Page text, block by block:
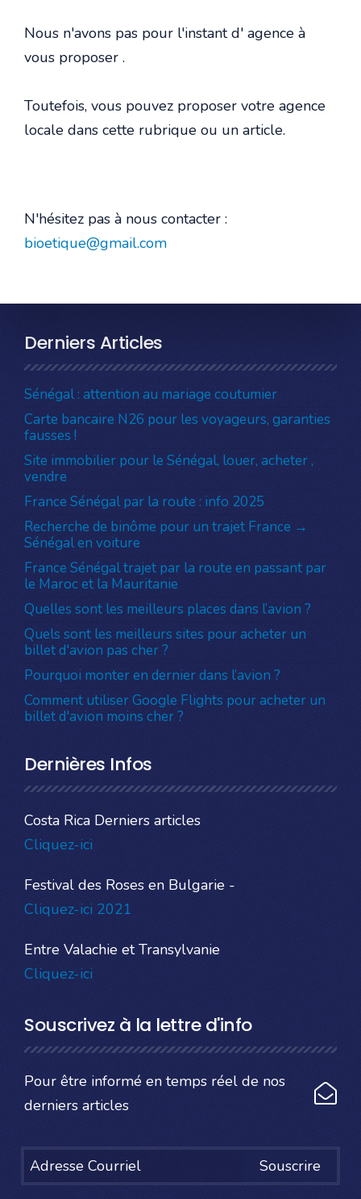
Nous n'avons pas pour l'instant d' agence à
vous proposer .
Toutefois, vous pouvez proposer votre agence
locale dans cette rubrique ou un article.
N'hésitez pas à nous contacter :
bioetique@gmail.com
Derniers Articles
Sénégal : attention au mariage coutumier
Carte bancaire N26 pour les voyageurs, garanties
fausses !
Site immobilier pour le Sénégal, louer, acheter ,
vendre
France Sénégal par la route : info 2025
Recherche de binôme pour un trajet France →
Sénégal en voiture
France Sénégal trajet par la route en passant par
le Maroc et la Mauritanie
Quelles sont les meilleurs places dans l’avion ?
Quels sont les meilleurs sites pour acheter un
billet d'avion pas cher ?
Pourquoi monter en dernier dans l’avion ?
Comment utiliser Google Flights pour acheter un
billet d'avion moins cher ?
Dernières Infos
Costa Rica Derniers articles
Cliquez-ici
Festival des Roses en Bulgarie -
Cliquez-ici 2021
Entre Valachie et Transylvanie
Cliquez-ici
Souscrivez à la lettre d'info
Pour être informé en temps réel de nos
derniers articles
Souscrire